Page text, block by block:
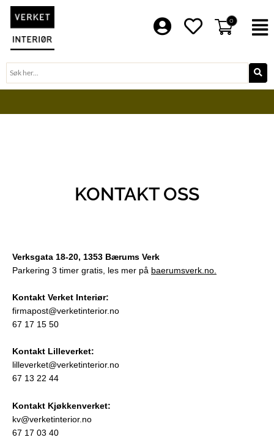
Hopp
innholdet
Søk
0
KONTAKT OSS
Verksgata 18-20, 1353 Bærums Verk
Parkering 3 timer gratis, les mer på baerumsverk.no.
Kontakt Verket Interiør:
firmapost@verketinterior.no
67 17 15 50
Kontakt Lilleverket:
lilleverket@verketinterior.no
67 13 22 44
Kontakt Kjøkkenverket:
kv@verketinterior.no
67 17 03 40